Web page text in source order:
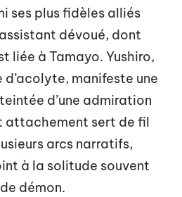
ses plus fidèles alliés
dévoué, dont
liée à Tamayo. Yushiro,
manifeste une
d’une admiration
attachement sert de fil
arcs narratifs,
à la solitude souvent
démon.